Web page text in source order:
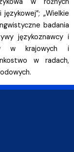
„Wielkie
badania
językoznawcy i
w krajowych i
w radach,